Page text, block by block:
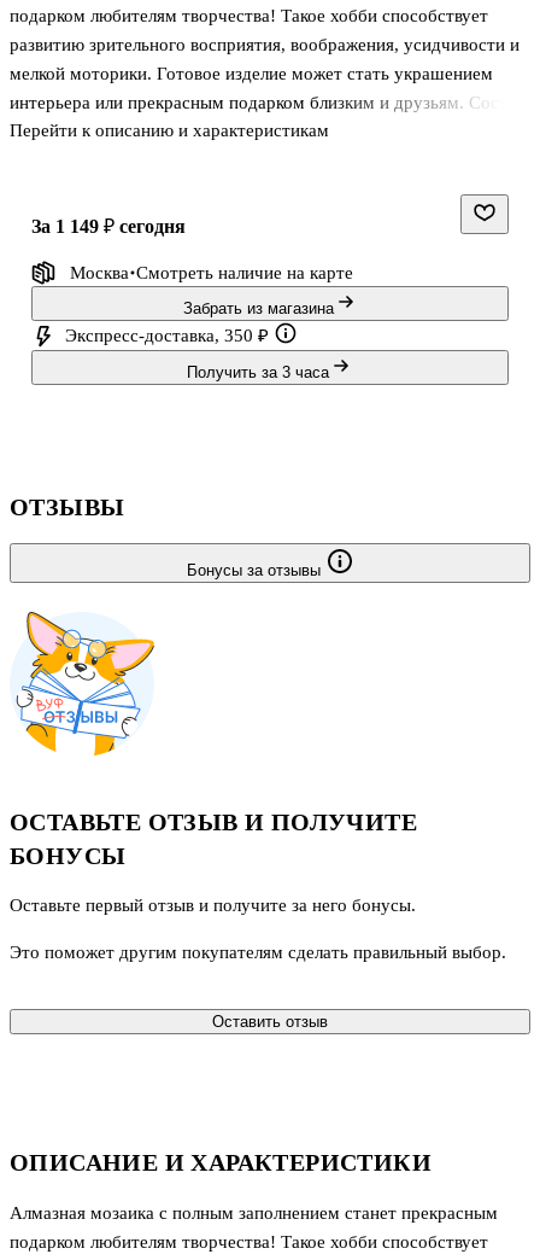
подарком любителям творчества! Такое хобби способствует
развитию зрительного восприятия, воображения, усидчивости и
мелкой моторики. Готовое изделие может стать украшением
интерьера или прекрасным подарком близким и друзьям. Состав
набора: самоклеящаяся основа, стразы, контейнер для страз,
Перейти к описанию и характеристикам
Красочный
х 30 см,
Рыжий Кот
15 х 14 см,
штуки
голографии
Фьордская
лошадь»
за 1 149 ₽ сегодня
Москва Смотреть наличие на карте
Забрать из магазина
Экспресс-доставка, 350 ₽
Получить за 3 часа
ОПИСАНИЕ И ХАРАКТЕРИСТИКИ
Алмазная мозаика с полным заполнением станет прекрасным
подарком любителям творчества! Такое хобби способствует
ОТЗЫВЫ
Бонусы за отзывы
ОСТАВЬТЕ ОТЗЫВ И ПОЛУЧИТЕ
БОНУСЫ
Оставьте первый отзыв и получите за него бонусы.
Это поможет другим покупателям сделать правильный выбор.
Оставить отзыв